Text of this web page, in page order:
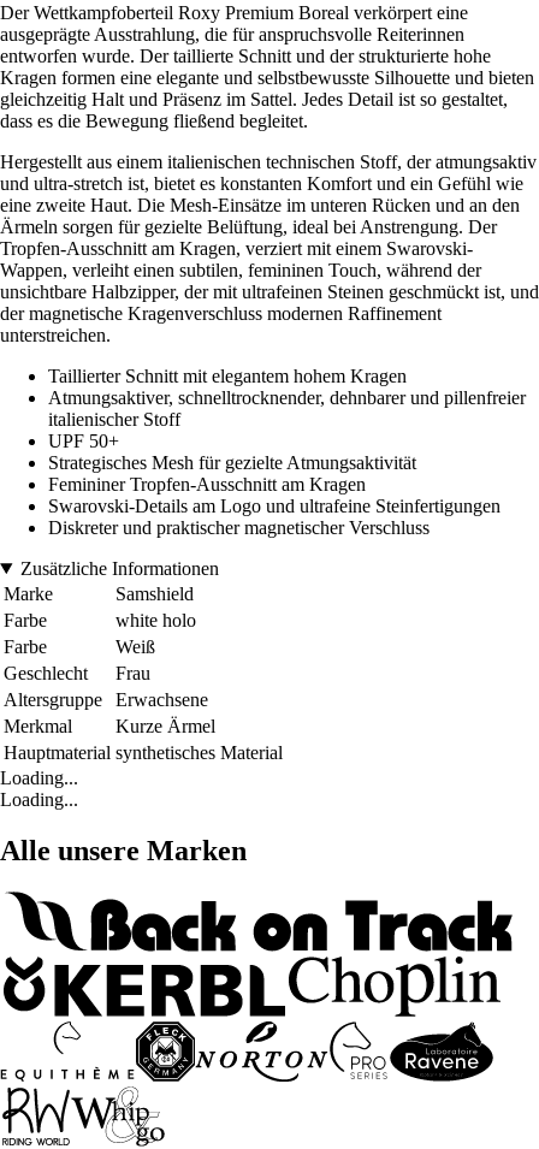
Der Wettkampfoberteil Roxy Premium Boreal verkörpert eine
ausgeprägte Ausstrahlung, die für anspruchsvolle Reiterinnen
entworfen wurde. Der taillierte Schnitt und der strukturierte hohe
Kragen formen eine elegante und selbstbewusste Silhouette und bieten
gleichzeitig Halt und Präsenz im Sattel. Jedes Detail ist so gestaltet,
dass es die Bewegung fließend begleitet.
Hergestellt aus einem italienischen technischen Stoff, der atmungsaktiv
und ultra-stretch ist, bietet es konstanten Komfort und ein Gefühl wie
eine zweite Haut. Die Mesh-Einsätze im unteren Rücken und an den
Ärmeln sorgen für gezielte Belüftung, ideal bei Anstrengung. Der
Tropfen-Ausschnitt am Kragen, verziert mit einem Swarovski-
Wappen, verleiht einen subtilen, femininen Touch, während der
unsichtbare Halbzipper, der mit ultrafeinen Steinen geschmückt ist, und
der magnetische Kragenverschluss modernen Raffinement
unterstreichen.
Taillierter Schnitt mit elegantem hohem Kragen
Atmungsaktiver, schnelltrocknender, dehnbarer und pillenfreier
italienischer Stoff
UPF 50+
Strategisches Mesh für gezielte Atmungsaktivität
Femininer Tropfen-Ausschnitt am Kragen
Swarovski-Details am Logo und ultrafeine Steinfertigungen
Diskreter und praktischer magnetischer Verschluss
Zusätzliche Informationen
Marke
Samshield
Farbe
white holo
Farbe
Weiß
Geschlecht
Frau
Altersgruppe
Erwachsene
Merkmal
Kurze Ärmel
Hauptmaterial synthetisches Material
Loading...
Loading...
Alle unsere Marken